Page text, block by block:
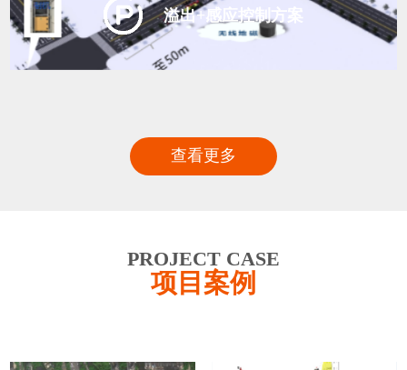
溢出+感应控制方案
查看更多
PROJECT CASE
项目案例